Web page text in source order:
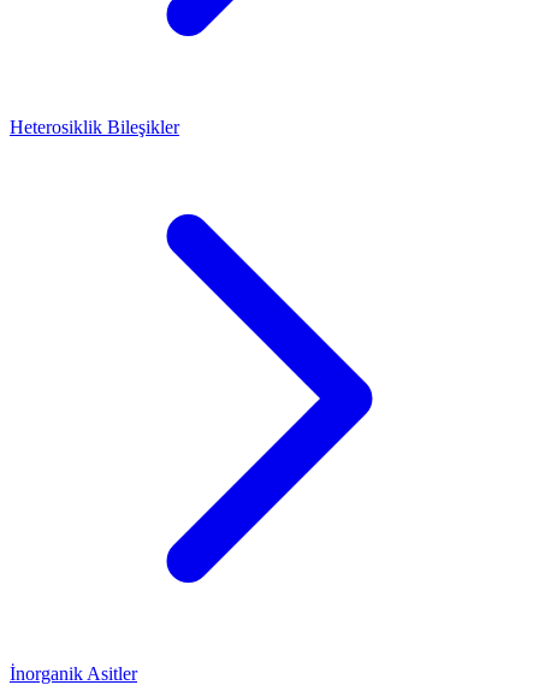
Heterosiklik Bileşikler
İnorganik Asitler